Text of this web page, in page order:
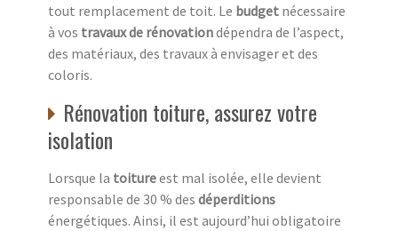
tout remplacement de toit. Le budget nécessaire
à vos travaux de rénovationdépendra de l’aspect,
des matériaux, des travaux à envisager et des
coloris.
Rénovation toiture, assurez votre
isolation
Lorsque la toitureest mal isolée, elle devient
responsable de 30 % des déperditions
énergétiques. Ainsi, il est aujourd’hui obligatoire